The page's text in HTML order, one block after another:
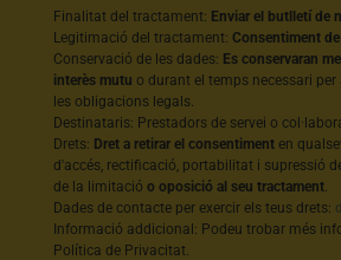
Finalitat del tractament: Enviar el butlletí de
Legitimació del tractament:Consentiment de
Conservació de les dades: Es conservaran
interès mutu o durant el temps necessari
les obligacions legals.
Destinataris: Prestadors de servei o
Drets: Dret a retirar el consentiment en
d'accés, rectificació, portabilitat i supressió
de la limitacióo oposició al seu tractament
Dades de contacte per exercir els teus drets:
Informació addicional: Podeu trobar més
Política de Privacitat.